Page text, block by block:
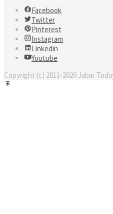
Facebook
Twitter
Pinterest
Instagram
Linkedin
Youtube
Copyright (c) 2011-2020 Jabar